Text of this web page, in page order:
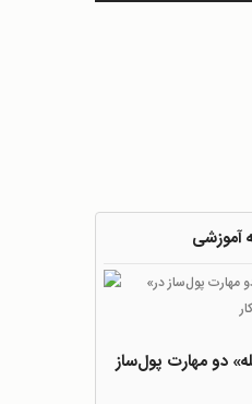
دو مهارت پول‌ساز